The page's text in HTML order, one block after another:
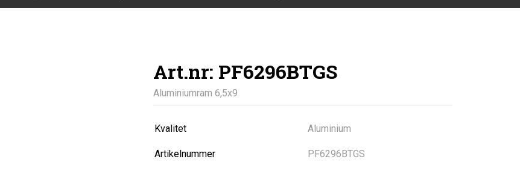
Art.nr: PF6296BTGS
Aluminiumram 6,5x9
Kvalitet Aluminium
Artikelnummer PF6296BTGS